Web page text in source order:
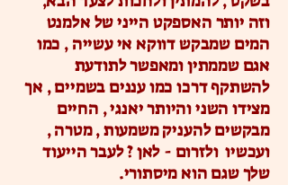
וזה יותר האספקט הייני של אלמנט
המים שמבקש דווקא אי עשייה , כמו
אגם שממתין ומאפשר לתודעת
להשתקף דרכו כמו עננים בשמיים , אך
מצידו השני והיותר יאנגי , החיים
מבקשים להעניק משמעות , מטרה ,
ועכשיו ולזרום - לאן ? לעבר הייעוד
שלך שגם הוא מיסתורי.